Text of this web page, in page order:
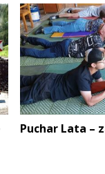
Puchar Lata –